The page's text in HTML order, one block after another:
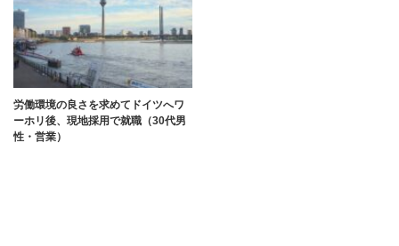
労働環境の良さを求めてドイツへワ
ーホリ後、現地採用で就職（30代男
性・営業）